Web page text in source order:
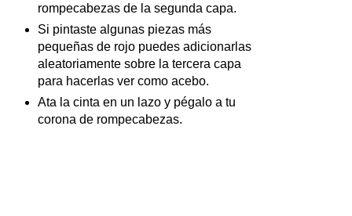
rompecabezas de la segunda capa.
Si pintaste algunas piezas más
pequeñas de rojo puedes adicionarlas
aleatoriamente sobre la tercera capa
para hacerlas ver como acebo.
Ata la cinta en un lazo y pégalo a tu
corona de rompecabezas.